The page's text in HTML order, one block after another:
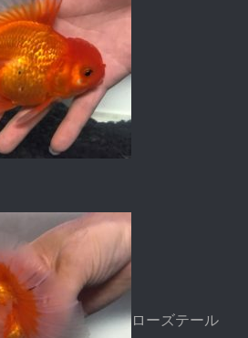
ローズテール